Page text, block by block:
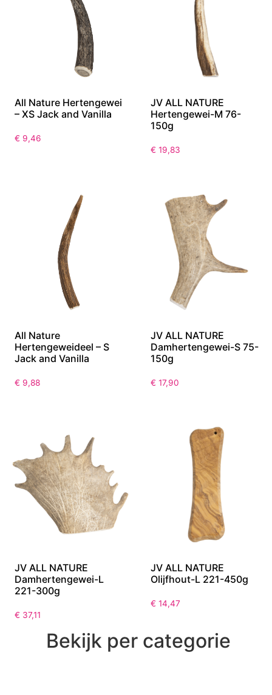
All Nature Hertengewei
– XS Jack and Vanilla
€ 9,46
JV ALL NATURE
Hertengewei-M 76-
150g
€ 19,83
All Nature
Hertengeweideel – S
Jack and Vanilla
€ 9,88
JV ALL NATURE
Damhertengewei-S 75-
150g
€ 17,90
JV ALL NATURE
Damhertengewei-L
221-300g
€ 37,11
JV ALL NATURE
Olijfhout-L 221-450g
€ 14,47
Bekijk per categorie